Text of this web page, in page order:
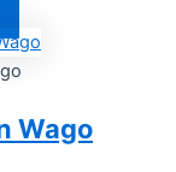
Wago